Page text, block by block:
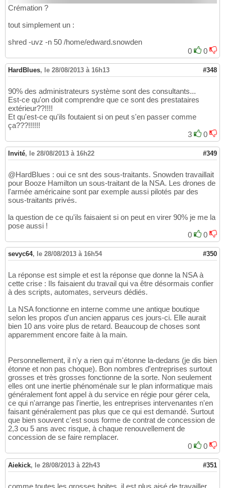
Crémation ?
tout simplement un :
shred -uvz -n 50 /home/edward.snowden
0
0
HardBlues, le 28/08/2013 à 16h13 #348
90% des administrateurs système sont des consultants...
Est-ce qu'on doit comprendre que ce sont des prestataires
extérieur??!!!!
Et qu'est-ce qu'ils foutaient si on peut s'en passer comme
ça???!!!!!!
3
0
Invité, le 28/08/2013 à 16h22 #349
@HardBlues : oui ce snt des sous-traitants. Snowden travaillait
pour Booze Hamilton un sous-traitant de la NSA. Les drones de
l'armée américaine sont par exemple aussi pilotés par des
sous-traitants privés.
la question de ce qu'ils faisaient si on peut en virer 90% je me la
pose aussi !
0
0
sevyc64, le 28/08/2013 à 16h54 #350
La réponse est simple et est la réponse que donne la NSA à
cette crise : Ils faisaient du travail qui va être désormais confier
à des scripts, automates, serveurs dédiés.
La NSA fonctionne en interne comme une antique boutique
selon les propos d'un ancien apparus ces jours-ci. Elle aurait
bien 10 ans voire plus de retard. Beaucoup de choses sont
apparemment encore faite à la main.
Personnellement, il n'y a rien qui m'étonne la-dedans (je dis bien
étonne et non pas choque). Bon nombres d'entreprises surtout
grosses et très grosses fonctionne de la sorte. Non seulement
elles ont une inertie phénoménale sur le plan informatique mais
généralement font appel à du service en régie pour gérer cela,
ce qui n'arrange pas l'inertie, les entreprises intervenantes n'en
faisant généralement pas plus que ce qui est demandé. Surtout
que bien souvent c'est sous forme de contrat de concession de
2,3 ou 5 ans avec risque, à chaque renouvellement de
concession de se faire remplacer.
0
0
Aiekick, le 28/08/2013 à 22h43 #351
comme toutes les grosses boites, il est plus aisé de travailler